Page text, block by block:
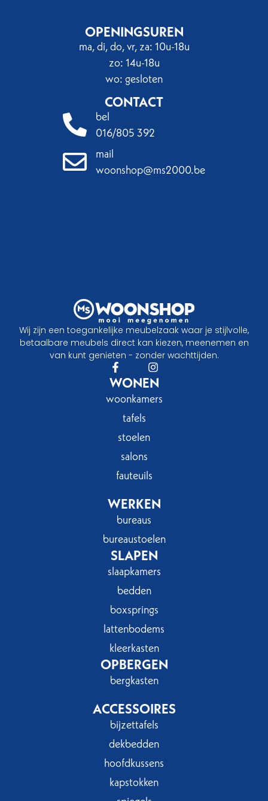
Wij zijn een toegankelijke meubelzaak waar je stijlvolle,
betaalbare meubels direct kan kiezen, meenemen en
van kunt genieten - zonder wachttijden.
WONEN
woonkamers
tafels
stoelen
salons
fauteuils
WERKEN
bureaus
bureaustoelen
SLAPEN
slaapkamers
bedden
boxsprings
lattenbodems
kleerkasten
OPBERGEN
bergkasten
ACCESSOIRES
bijzettafels
dekbedden
hoofdkussens
kapstokken
OPENINGSUREN
ma, di, do, vr, za: 10u-18u
zo: 14u-18u
wo: gesloten
CONTACT
bel
016/805 392
mail
woonshop@ms2000.be